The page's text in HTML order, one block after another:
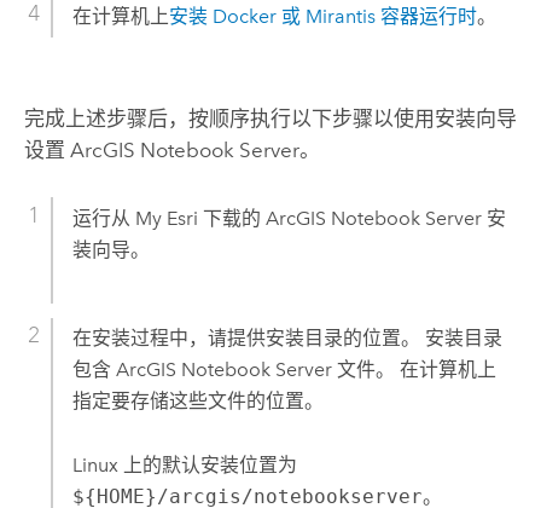
在计算机上安装 Docker 或 Mirantis 容器运行时。
完成上述步骤后，按顺序执行以下步骤以使用安装向导
设置 ArcGIS Notebook Server。
运行从 My Esri 下载的 ArcGIS Notebook Server安
装向导。
在安装过程中，请提供安装目录的位置。 安装目录
包含 ArcGIS Notebook Server文件。 在计算机上
指定要存储这些文件的位置。
Linux 上的默认安装位置为
${HOME}/arcgis/notebookserver。